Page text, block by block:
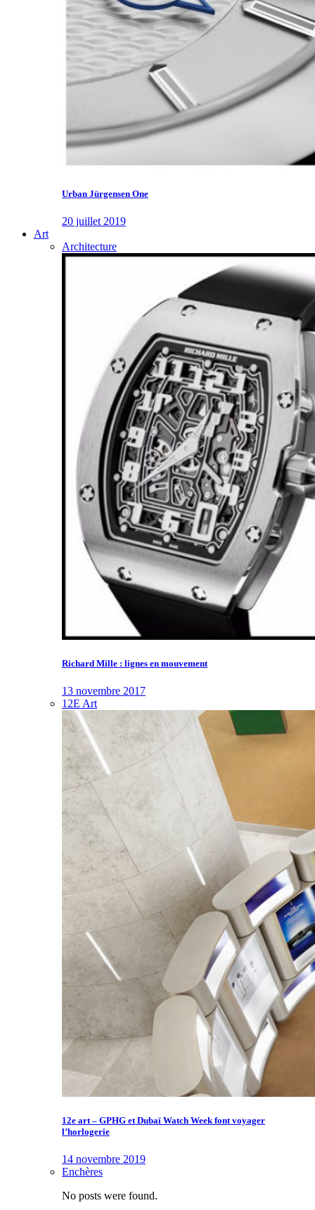
Urban Jürgensen One
20 juillet 2019
Art
Architecture
Richard Mille : lignes en mouvement
13 novembre 2017
12E Art
12e art – GPHG et Dubaï Watch Week font voyager
l’horlogerie
14 novembre 2019
Enchères
No posts were found.